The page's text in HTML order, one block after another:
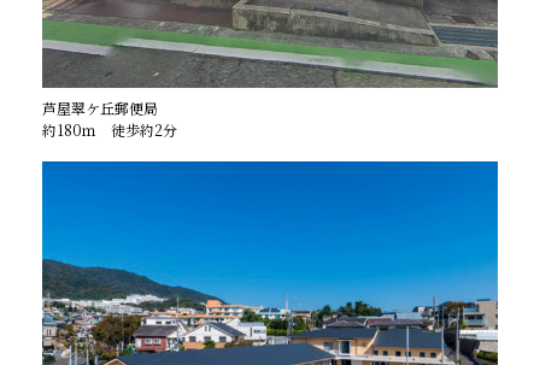
芦屋翠ケ丘郵便局
約180ｍ 徒歩約2分